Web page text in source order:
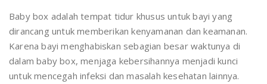
Baby box adalah tempat tidur khusus untuk bayi yang
dirancang untuk memberikan kenyamanan dan keamanan.
Karena bayi menghabiskan sebagian besar waktunya di
dalam baby box, menjaga kebersihannya menjadi kunci
untuk mencegah infeksi dan masalah kesehatan lainnya.